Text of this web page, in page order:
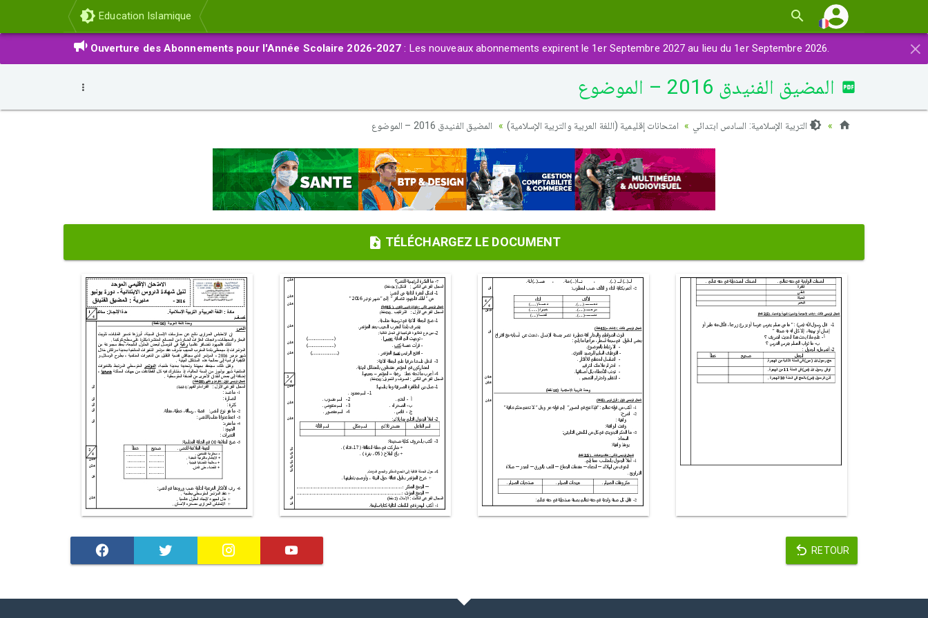
Education Islamique
×
Ouverture des Abonnements pour l'Année Scolaire 2026-2027 : Les nouveaux abonnements expirent le 1er Septembre 2027 au lieu du 1er Septembre 2026.
المضيق الفنيدق 2016 – الموضوع
التربية الإسلامية: السادس ابتدائي امتحانات إقليمية (اللغة العربية والتربية الإسلامية) المضيق الفنيدق 2016 – الموضوع
TÉLÉCHARGEZ LE DOCUMENT
RETOUR